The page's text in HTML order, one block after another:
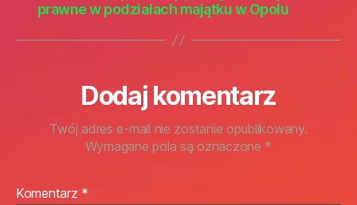
prawne w podziałach majątku w Opolu
Dodaj komentarz
Twój adres e-mail nie zostanie opublikowany.
Wymagane pola są oznaczone *
Komentarz *